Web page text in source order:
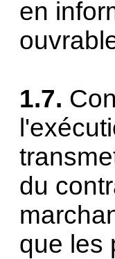
en
1.7.
du
que les